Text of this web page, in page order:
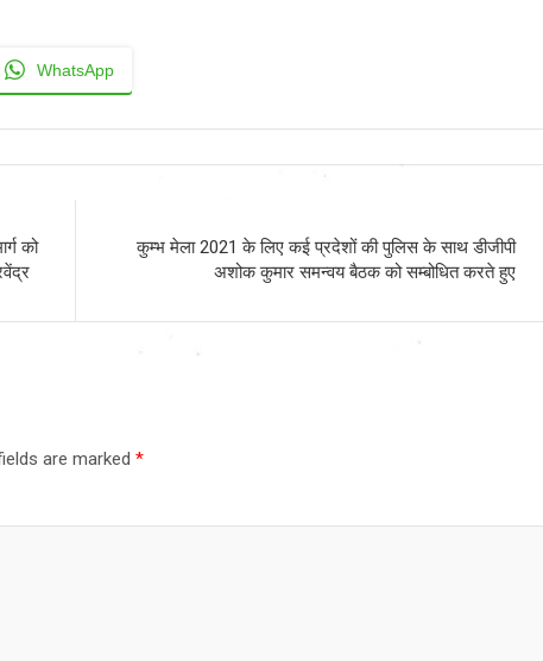
WhatsApp
को
कुम्भ मेला 2021 के लिए कई प्रदेशों की पुलिस के साथ डीजीपी
अशोक कुमार समन्वय बैठक को सम्बोधित करते हुए
are marked *